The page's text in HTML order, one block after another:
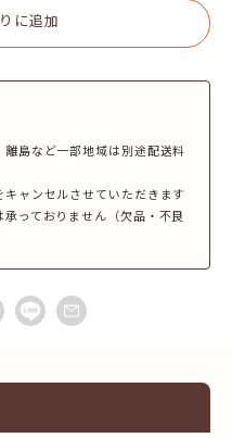
に追加
離島など一部地域は別途配送料
ャンセルさせていただきます
っておりません（欠品・不良